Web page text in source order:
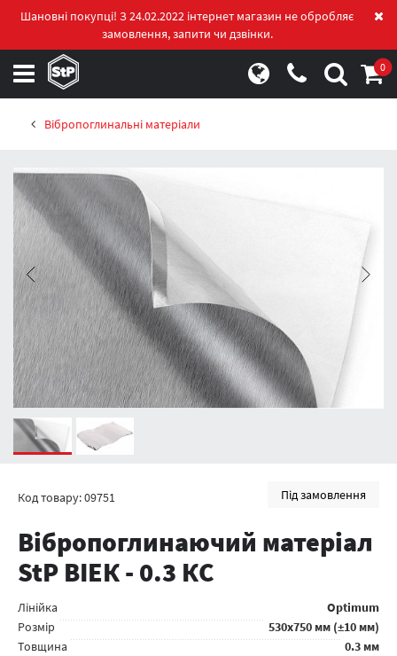
Шановні покупці! З 24.02.2022 інтернет магазин не обробляє
замовлення, запити чи дзвінки.
0
Вібропоглинальні матеріали
Під замовлення
Код товару: 09751
Вібропоглинаючий матеріал
StP ВІЕК - 0.3 КС
Лінійка
Optimum
Розмір
530x750 мм (±10 мм)
Товщина
0.3 мм